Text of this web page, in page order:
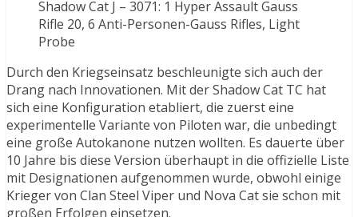
Shadow Cat J – 3071: 1 Hyper Assault Gauss
Rifle 20, 6 Anti-Personen-Gauss Rifles, Light
Probe
Durch den Kriegseinsatz beschleunigte sich auch der
Drang nach Innovationen. Mit der Shadow Cat TC hat
sich eine Konfiguration etabliert, die zuerst eine
experimentelle Variante von Piloten war, die unbedingt
eine große Autokanone nutzen wollten. Es dauerte über
10 Jahre bis diese Version überhaupt in die offizielle Liste
mit Designationen aufgenommen wurde, obwohl einige
Krieger von Clan Steel Viper und Nova Cat sie schon mit
großen Erfolgen einsetzen.